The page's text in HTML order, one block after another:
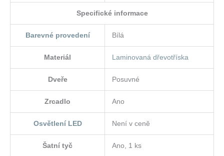
Specifické informace
Barevné provedení Bílá
Materiál Laminovaná dřevotříska
Dveře Posuvné
Zrcadlo Ano
Osvětlení LED Není v ceně
Šatní tyč Ano, 1 ks